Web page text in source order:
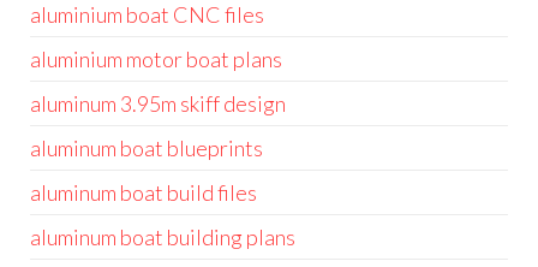
aluminium boat CNC files
aluminium motor boat plans
aluminum 3.95m skiff design
aluminum boat blueprints
aluminum boat build files
aluminum boat building plans